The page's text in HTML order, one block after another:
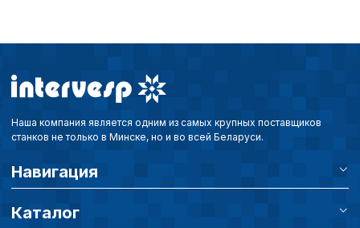
Наша компания является одним из самых крупных поставщиков
станков не только в Минске, но и во всей Беларуси.
Навигация
Каталог